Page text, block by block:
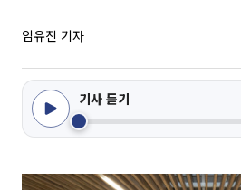
임유진 기자
기사 듣기